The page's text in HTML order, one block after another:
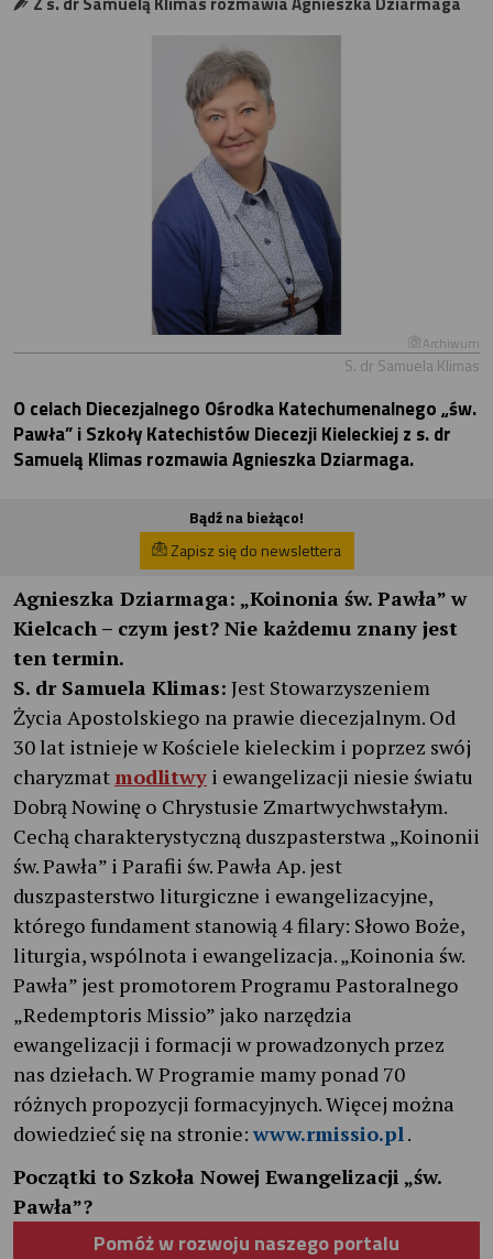
Archiwum
S. dr Samuela Klimas
O celach Diecezjalnego Ośrodka Katechumenalnego „św.
Pawła” i Szkoły Katechistów Diecezji Kieleckiej z s. dr
Samuelą Klimas rozmawia Agnieszka Dziarmaga.
Bądź na bieżąco!
Zapisz się do newslettera
Agnieszka Dziarmaga: „Koinonia św. Pawła” w
Kielcach – czym jest? Nie każdemu znany jest
ten termin.
S. dr Samuela Klimas: Jest Stowarzyszeniem
Życia Apostolskiego na prawie diecezjalnym. Od
30 lat istnieje w Kościele kieleckim i poprzez swój
charyzmat modlitwy i ewangelizacji niesie światu
Dobrą Nowinę o Chrystusie Zmartwychwstałym.
Cechą charakterystyczną duszpasterstwa „Koinonii
św. Pawła” i Parafii św. Pawła Ap. jest
duszpasterstwo liturgiczne i ewangelizacyjne,
którego fundament stanowią 4 filary: Słowo Boże,
liturgia, wspólnota i ewangelizacja. „Koinonia św.
Pawła” jest promotorem Programu Pastoralnego
„Redemptoris Missio” jako narzędzia
ewangelizacji i formacji w prowadzonych przez
nas dziełach. W Programie mamy ponad 70
różnych propozycji formacyjnych. Więcej można
dowiedzieć się na stronie: www.rmissio.pl .
Początki to Szkoła Nowej Ewangelizacji „św.
Pawła”?
Pomóż w rozwoju naszego portalu